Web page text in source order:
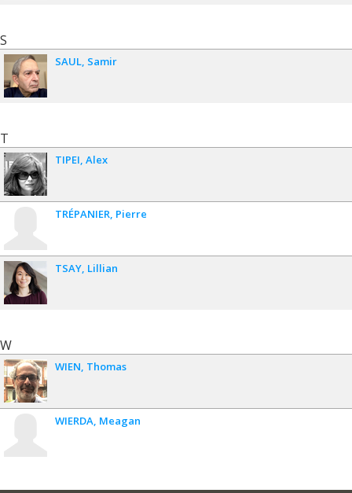
S
SAUL Samir
T
TIPEI Alex
TRÉPANIER Pierre
TSAY Lillian
W
WIEN Thomas
WIERDA Meagan